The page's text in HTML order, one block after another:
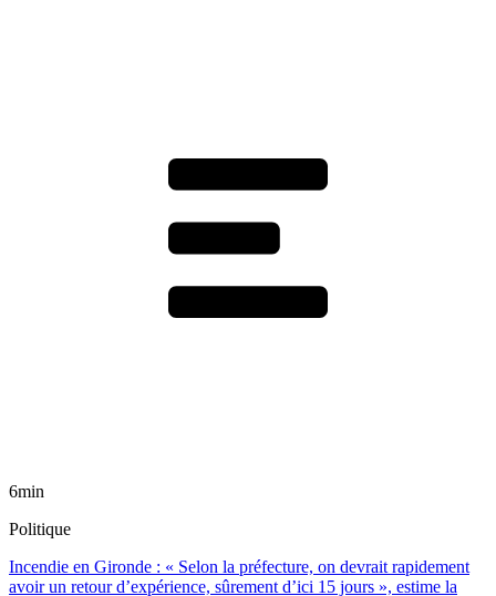
6min
Politique
Incendie en Gironde : « Selon la préfecture, on devrait rapidement
avoir un retour d’expérience, sûrement d’ici 15 jours », estime la